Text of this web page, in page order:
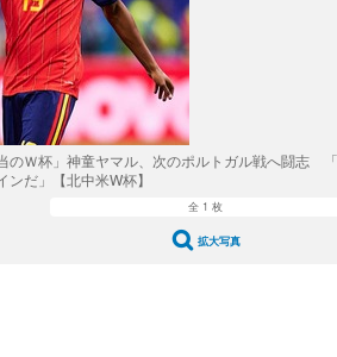
ファッション
写真
政治
のＷ杯」神童ヤマル、次のポルトガル戦へ闘志
ンだ」【北中米W杯】
全 1 枚
拡大写真